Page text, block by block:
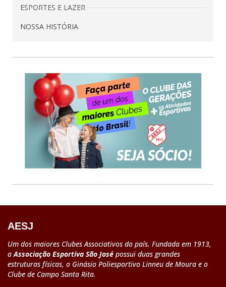
ESPORTES E LAZER
NOSSA HISTÓRIA
AESJ
Um dos maiores Clubes Associativos do país. Fundada em 1913,
aAssociação Esportiva São José possui duas grandes
estruturas físicas, o Ginásio Poliesportivo Linneu de Moura e o
Clube de Campo Santa Rita.